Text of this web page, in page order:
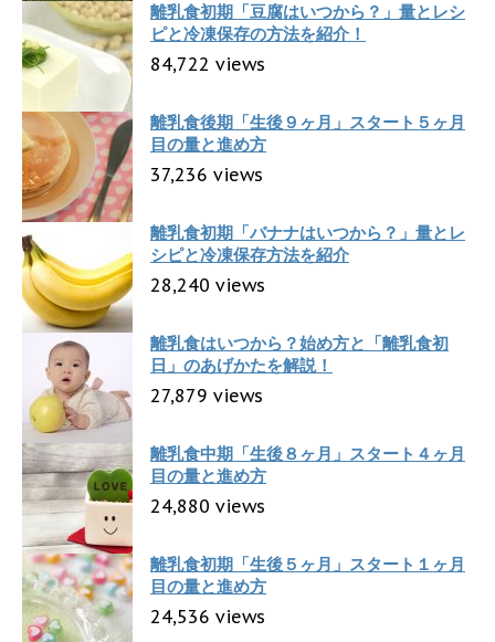
離乳食初期「豆腐はいつから？」量とレシ
ピと冷凍保存の方法を紹介！
84,722 views
離乳食後期「生後９ヶ月」スタート５ヶ月
目の量と進め方
37,236 views
離乳食初期「バナナはいつから？」量とレ
シピと冷凍保存方法を紹介
28,240 views
離乳食はいつから？始め方と「離乳食初
日」のあげかたを解説！
27,879 views
離乳食中期「生後８ヶ月」スタート４ヶ月
目の量と進め方
24,880 views
離乳食初期「生後５ヶ月」スタート１ヶ月
目の量と進め方
24,536 views